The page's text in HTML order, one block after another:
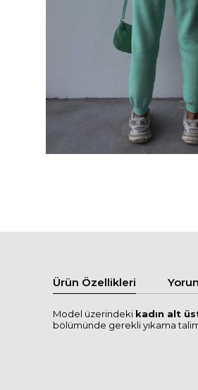
Ürün Özellikleri
Model üzerindeki kadın alt
bölümünde gerekli yıkama